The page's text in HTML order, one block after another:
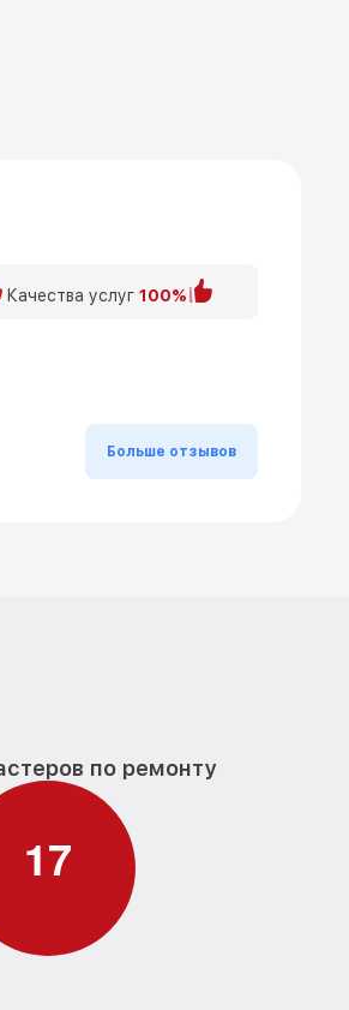
Качества услуг 100%
Больше отзывов
по ремонту
17